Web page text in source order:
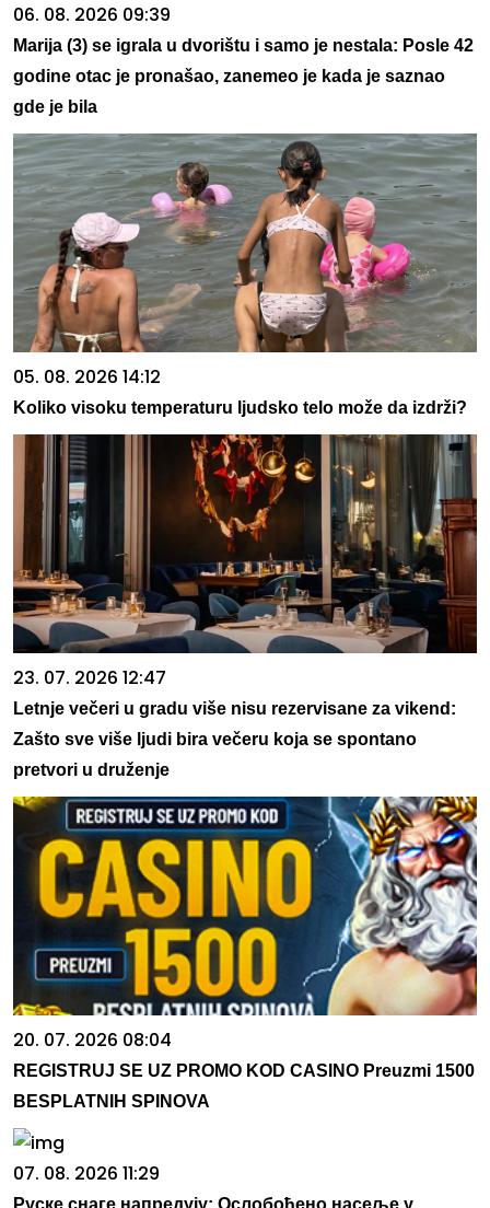
06. 08. 2026 09:39
Marija (3) se igrala u dvorištu i samo je nestala: Posle 42
godine otac je pronašao, zanemeo je kada je saznao
gde je bila
05. 08. 2026 14:12
Koliko visoku temperaturu ljudsko telo može da izdrži?
23. 07. 2026 12:47
Letnje večeri u gradu više nisu rezervisane za vikend:
Zašto sve više ljudi bira večeru koja se spontano
pretvori u druženje
20. 07. 2026 08:04
REGISTRUJ SE UZ PROMO KOD CASINO Preuzmi 1500
BESPLATNIH SPINOVA
07. 08. 2026 11:29
Руске снаге напредују: Ослобођено насеље у